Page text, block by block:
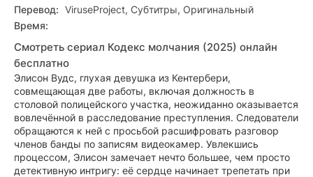
Перевод: ViruseProject, Субтитры, Оригинальный
Время:
Смотреть сериал Кодекс молчания (2025) онлайн
бесплатно
Элисон Вудс, глухая девушка из Кентербери,
совмещающая две работы, включая должность в
столовой полицейского участка, неожиданно оказывается
вовлечённой в расследование преступления. Следователи
обращаются к ней с просьбой расшифровать разговор
членов банды по записям видеокамер. Увлекшись
процессом, Элисон замечает нечто большее, чем просто
детективную интригу: её сердце начинает трепетать при